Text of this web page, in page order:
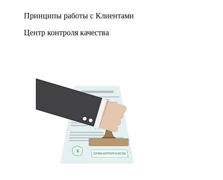
Принципы работы с Клиентами
Центр контроля качества